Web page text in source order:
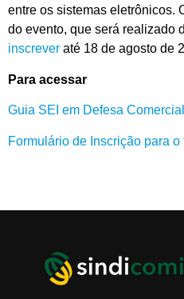
entre os sistemas eletrônicos.
do evento, que será realizado
inscrever até 18 de agosto de
Para acessar
Guia SEI em Defesa
Formulário de Inscrição para